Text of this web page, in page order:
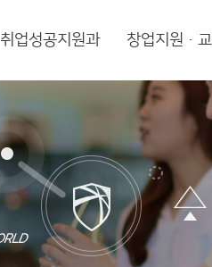
취업성공지원과 창업지원·